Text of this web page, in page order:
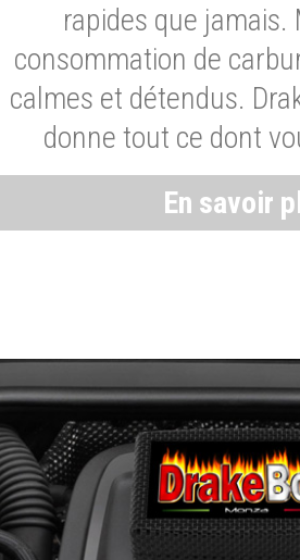
rapides que jamais.
consommation de
calmes et détendus.
donne tout ce dont
En savoir